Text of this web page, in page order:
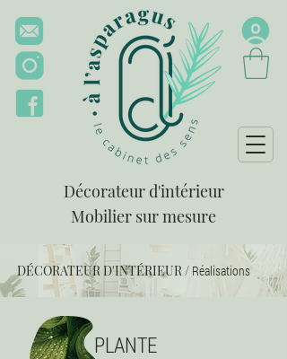
Décorateur d'intérieur
Mobilier sur mesure
DÉCORATEUR D'INTÉRIEUR / Réalisations
PLANTE